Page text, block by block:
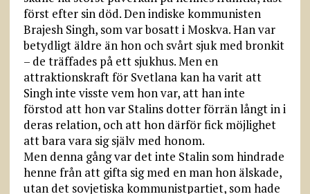
först efter sin död. Den indiske kommunisten
Brajesh Singh, som var bosatt i Moskva. Han var
betydligt äldre än hon och svårt sjuk med bronkit
– de träffades på ett sjukhus. Men en
attraktionskraft för Svetlana kan ha varit att
Singh inte visste vem hon var, att han inte
förstod att hon var Stalins dotter förrän långt in i
deras relation, och att hon därför fick möjlighet
att bara vara sig själv med honom.
Men denna gång var det inte Stalin som hindrade
henne från att gifta sig med en man hon älskade,
utan det sovjetiska kommunistpartiet, som hade